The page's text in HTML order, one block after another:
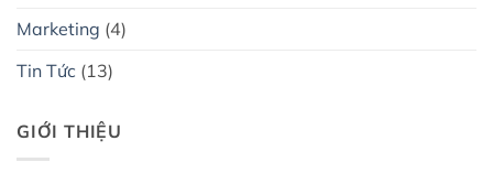
Marketing (4)
Tin Tức (13)
GIỚI THIỆU